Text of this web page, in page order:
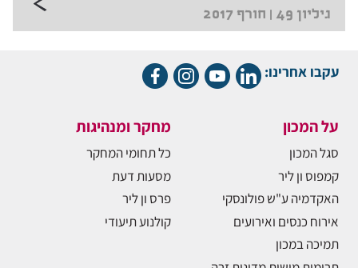
גיליון 49 | חורף 2017
עקבו אחרינו:
על המכון
סגל המכון
קמפוס ון ליר
האקדמיה ע"ש פולונסקי
אירוח כנסים ואירועים
תמיכה במכון
מחקר ומנהיגות
כל תחומי המחקר
מסעות דעת
פרס ון ליר
קולנוע תיעודי